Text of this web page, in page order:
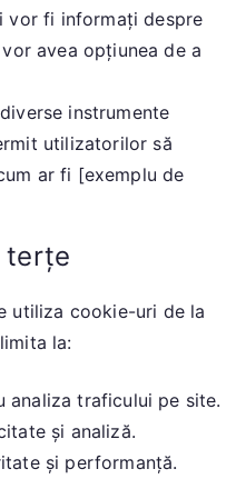
vor fi informați despre
avea opțiunea de a
instrumente
utilizatorilor să
ar fi [exemplu de
terțe
utiliza cookie-uri de la
la:
analiza traficului pe site.
și analiză.
și performanță.